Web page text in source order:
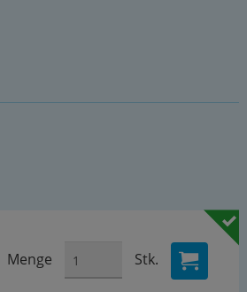
Menge Stk.